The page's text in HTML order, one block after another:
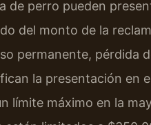
de perro pueden
del monto de la
permanente, pérdida
la presentación en
límite máximo en la